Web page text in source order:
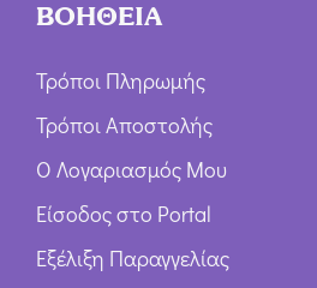
ΒΟΗΘΕΙΑ
Τρόποι Πληρωμής
Τρόποι Αποστολής
Ο Λογαριασμός Μου
Είσοδος στο Portal
Εξέλιξη Παραγγελίας